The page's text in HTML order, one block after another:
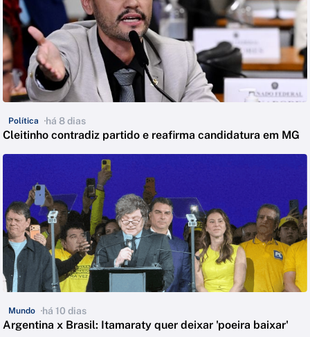
Política há 8 dias
Cleitinho contradiz partido e reafirma candidatura em MG
Mundo há 10 dias
Argentina x Brasil: Itamaraty quer deixar 'poeira baixar'